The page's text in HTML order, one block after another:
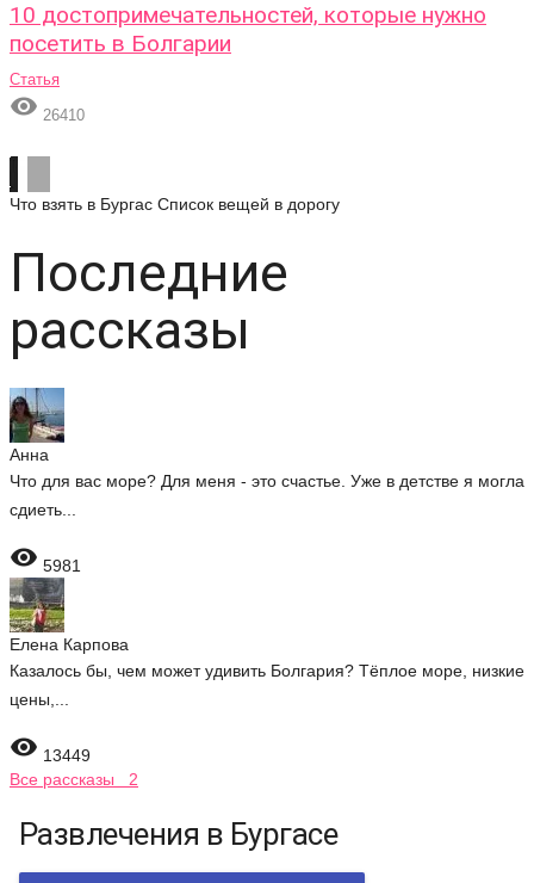
10 достопримечательностей, которые нужно
посетить в Болгарии
Статья
 26410
Что взять в Бургас Список вещей в дорогу
Последние
рассказы
Анна
Что для вас море? Для меня - это счастье. Уже в детстве я могла
сдиеть...
 5981
Елена Карпова
Казалось бы, чем может удивить Болгария? Тёплое море, низкие
цены,...
 13449
Все рассказы 2
Развлечения в Бургасе